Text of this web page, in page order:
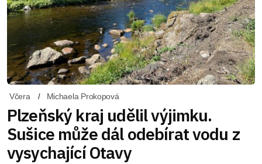
Včera Michaela Prokopová
Plzeňský kraj udělil výjimku.
Sušice může dál odebírat vodu z
vysychající Otavy